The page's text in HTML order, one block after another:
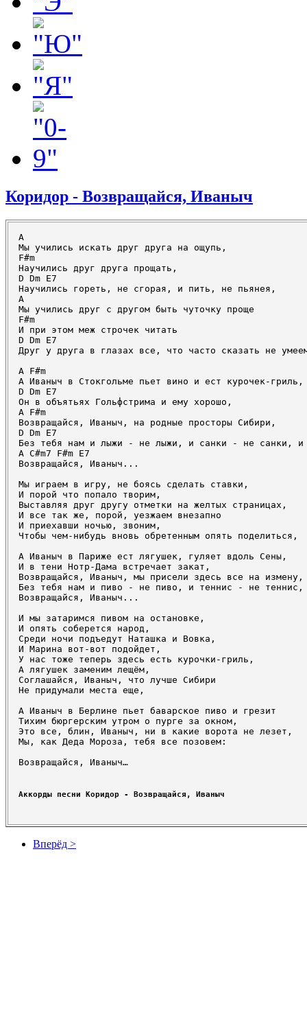
Коридор - Возвращайся, Иваныч
A
Мы учились искать друг друга на ощупь,
F#m
Научились друг друга прощать,
D Dm E7
Научились гореть, не сгорая, и пить, не пьянея,
A
Мы учились друг с другом быть чуточку проще
F#m
И при этом меж строчек читать
D Dm E7
Друг у друга в глазах все, что часто сказать не
A F#m
А Иваныч в Стокгольме пьет вино и ест курочек-гриль,
D Dm E7
Он в объятьях Гольфстрима и ему хорошо,
A F#m
Возвращайся, Иваныч, на родные просторы Сибири,
D Dm E7
Без тебя нам и лыжи - не лыжи, и санки - не санки,
A C#m7 F#m E7
Возвращайся, Иваныч...
Мы играем в игру, не боясь сделать ставки,
И порой что попало творим,
Выставляя друг другу отметки на желтых страницах,
И все так же, порой, уезжаем внезапно
И приехавши ночью, звоним,
Чтобы чем-нибудь вновь обретенным опять поделиться,
А Иваныч в Париже ест лягушек, гуляет вдоль Сены,
И в тени Нотр-Дама встречает закат,
Возвращайся, Иваныч, мы присели здесь все на измену,
Без тебя нам и пиво - не пиво, и теннис - не
Возвращайся, Иваныч...
И мы затаримся пивом на остановке,
И опять соберется народ,
Среди ночи подъедут Наташка и Вовка,
И Марина вот-вот подойдет,
У нас тоже теперь здесь есть курочки-гриль,
А лягушек заменим лещём,
Соглашайся, Иваныч, что лучше Сибири
Не придумали места еще,
А Иваныч в Берлине пьет баварское пиво и грезит
Тихим бюргерским утром о пурге за окном,
Это все, блин, Иваныч, ни в какие ворота не лезет,
Мы, как Деда Мороза, тебя все позовем:
Возвращайся, Иваныч…
Аккорды песни Коридор - Возвращайся, Иваныч
Вперёд >